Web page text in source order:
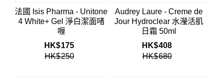
法國 Isis Pharma - Unitone
4 White+ Gel 淨白潔面啫
喱
HK$175
HK$250
Audrey Laure - Creme de
Jour Hydroclear 水瀅活肌
日霜 50ml
HK$408
HK$680